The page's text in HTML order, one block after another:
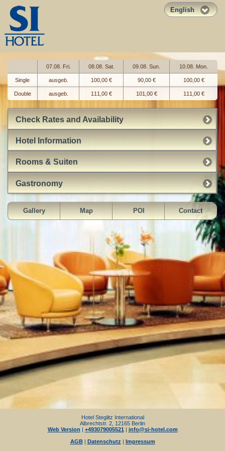
English
07.08. Fri. 08.08. Sat. 09.08. Sun. 10.08. Mon.
Single ausgeb. 100,00 € 90,00 € 100,00 €
Double ausgeb. 111,00 € 101,00 € 111,00 €
Check Rates and Availability
Hotel Information
Rooms & Suiten
Gastronomy
Gallery Map POI Contact
Hotel Steglitz International
Albrechtstr. 2, 12165 Berlin
Web Version | +493079005521 | info@si-hotel.com
AGB| Datenschutz | Impressum